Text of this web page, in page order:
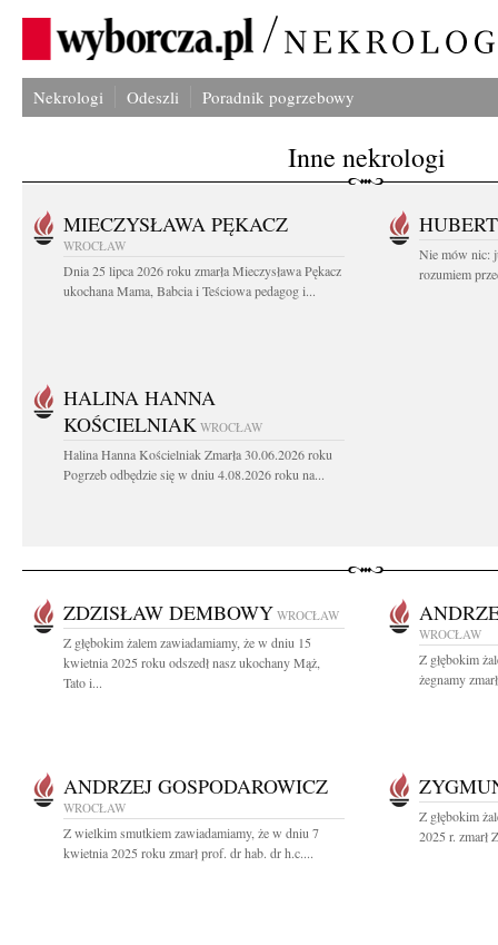
Nekrologi Odeszli Poradnik pogrzebowy
Inne nekrologi
MIECZYSŁAWA PĘKACZ
WROCŁAW
Dnia 25 lipca 2026 roku zmarła Mieczysława Pękacz
ukochana Mama, Babcia i Teściowa pedagog i...
Nie mów nic:
rozumiem
HALINA HANNA
KOŚCIELNIAK WROCŁAW
Halina Hanna Kościelniak Zmarła 30.06.2026 roku
Pogrzeb odbędzie się w dniu 4.08.2026 roku na...
ZDZISŁAW DEMBOWY WROCŁAW
Z głębokim żalem zawiadamiamy, że w dniu 15
kwietnia 2025 roku odszedł nasz ukochany Mąż,
Tato i...
WROCŁAW
Z głębokim
żegnamy
ANDRZEJ GOSPODAROWICZ
WROCŁAW
Z wielkim smutkiem zawiadamiamy, że w dniu 7
kwietnia 2025 roku zmarł prof. dr hab. dr h.c....
Z głębokim
2025 r. zmarł